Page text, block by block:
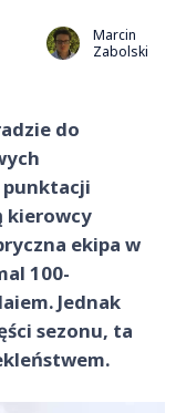
Marcin
Zabolski
do
punktacji
kierowcy
ekipa w
100-
Jednak
sezonu, ta